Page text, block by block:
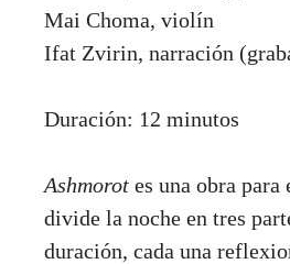
Mai Choma, violín
Ifat Zvirin, narración
Duración: 12 minutos
Ashmorot es una obra
divide la noche en tres
duración, cada una